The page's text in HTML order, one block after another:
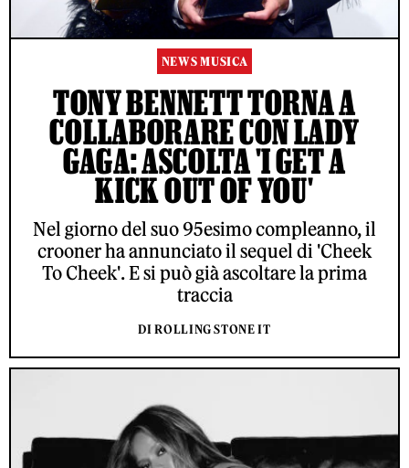
NEWS MUSICA
TONY BENNETT TORNA A
COLLABORARE CON LADY
GAGA: ASCOLTA 'I GET A
KICK OUT OF YOU'
Nel giorno del suo 95esimo compleanno, il
crooner ha annunciato il sequel di 'Cheek
To Cheek'. E si può già ascoltare la prima
traccia
DI ROLLING STONE IT